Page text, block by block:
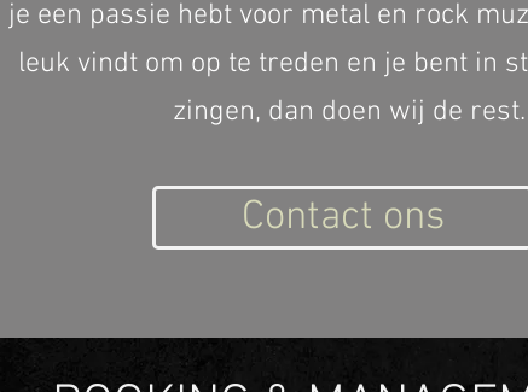
je een passie hebt voor metal en rock
leuk vindt om op te treden en je bent in
zingen, dan doen wij de rest.
Contact ons